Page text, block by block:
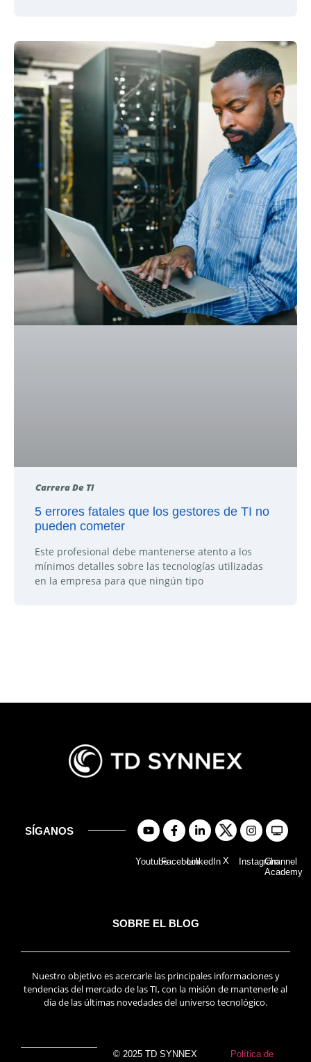
Carrera De TI
5 errores fatales que los gestores de TI no
pueden cometer
Este profesional debe mantenerse atento a los
mínimos detalles sobre las tecnologías utilizadas
en la empresa para que ningún tipo
SÍGANOS
YoutubeFacebookLinkedIn X InstagramChannel
Academy
SOBRE EL BLOG
Nuestro objetivo es acercarle las principales informaciones y
tendencias del mercado de las TI, con la misión de mantenerle al
día de las últimas novedades del universo tecnológico.
© 2025 TD SYNNEX
Política de